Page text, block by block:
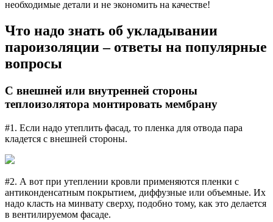
необходимые детали и не экономить на качестве!
Что надо знать об укладывании
пароизоляции – ответы на популярные
вопросы
С внешней или внутренней стороны
теплоизолятора монтировать мембрану
#1. Если надо утеплить фасад, то пленка для отвода пара
кладется с внешней стороны.
#2. А вот при утеплении кровли применяются пленки с
антиконденсатным покрытием, диффузные или объемные. Их
надо класть на минвату сверху, подобно тому, как это делается
в вентилируемом фасаде.